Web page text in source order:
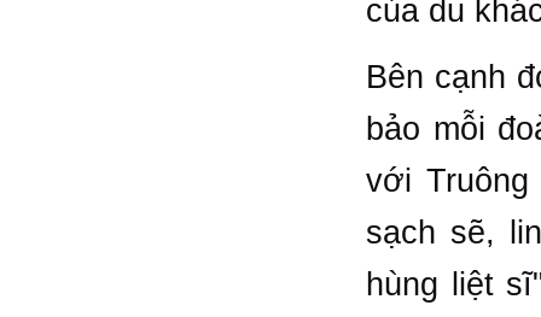
của du
Bên cạnh
bảo mỗi
với
sạch sẽ,
hùng liệt